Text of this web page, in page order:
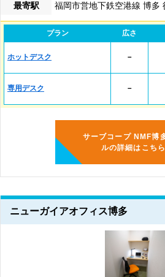
最寄駅
福岡市営地下鉄空港線 博多
プラン 広さ
ホットデスク －
専用デスク －
サーブコープ NMF博
ルの詳細はこち
ニューガイアオフィス博多